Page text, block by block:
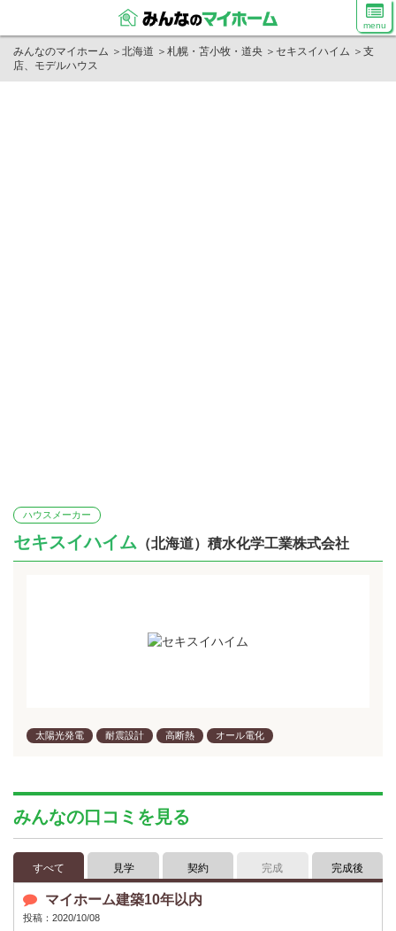
menu
みんなのマイホーム ＞ 北海道 ＞ 札幌・苫小牧・道央 ＞ セキスイハイム ＞ 支
店、モデルハウス
ハウスメーカー
セキスイハイム （北海道）積水化学工業株式会社
太陽光発電 耐震設計 高断熱 オール電化
みんなの口コミを見る
すべて 見学 契約 完成 完成後
マイホーム建築10年以内
投稿：2020/10/08